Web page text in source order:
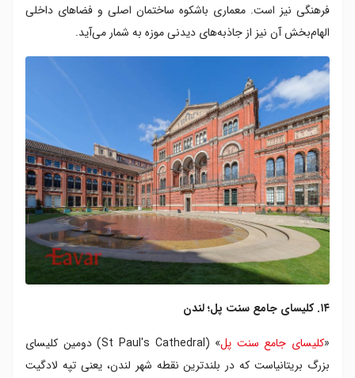
فرهنگی نیز است. معماری باشکوه ساختمان اصلی و فضاهای داخلی
الهام‌بخش آن نیز از جاذبه‌های دیدنی موزه به شمار می‌آید.
۱۴. کلیسای جامع سنت پل؛ لندن
«کلیسای جامع سنت پل
» (St Paul's Cathedral) دومین کلیسای
بزرگ بریتانیاست که در بلندترین نقطه‌ شهر لندن، یعنی تپه لادگیت